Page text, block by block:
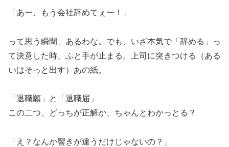
「あー、もう会社辞めてぇー！」
って思う瞬間、あるわな。でも、いざ本気で「辞める」っ
て決意した時、ふと手が止まる。上司に突きつける（ある
いはそっと出す）あの紙。
「退職願」と「退職届」
この二つ、どっちが正解か、ちゃんとわかっとる？
「え？なんか響きが違うだけじゃないの？」